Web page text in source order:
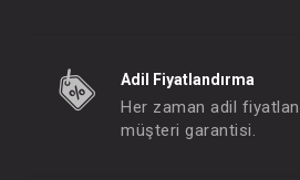
Adil Fiyatlandırma
Her zaman adil
müşteri garantisi.